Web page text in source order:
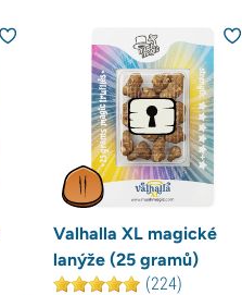
Valhalla XL magické
lanýže (25 gramů)
(224)